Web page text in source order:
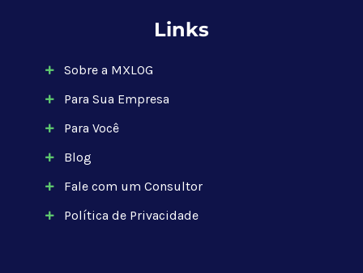
Links
Sobre a MXLOG
Para Sua Empresa
Para Você
Blog
Fale com um Consultor
Política de Privacidade